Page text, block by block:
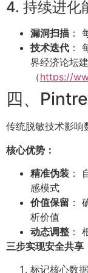
4. 持续进化
漏洞扫描 ：
技术迭代 ：
界经济论坛建
（https://
四、
传统脱敏技术影响
核心优势：
精准伪装 ：
感模式
价值保留 ：
析价值
动态调整 ：
三步实现安全共享
标记核心数